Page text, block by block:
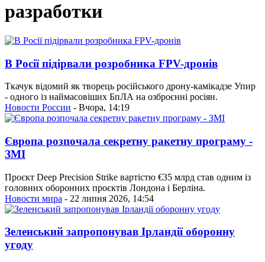
разработки
В Росії підірвали розробника FPV-дронів
Ткачук відомий як творець російського дрону-камікадзе Упир
- одного із наймасовіших БпЛА на озброєнні росіян.
Новости России - Вчора, 14:19
Європа розпочала секретну ракетну програму -
ЗМІ
Проєкт Deep Precision Strike вартістю €35 млрд став одним із
головних оборонних проєктів Лондона і Берліна.
Новости мира - 22 липня 2026, 14:54
Зеленський запропонував Ірландії оборонну
угоду